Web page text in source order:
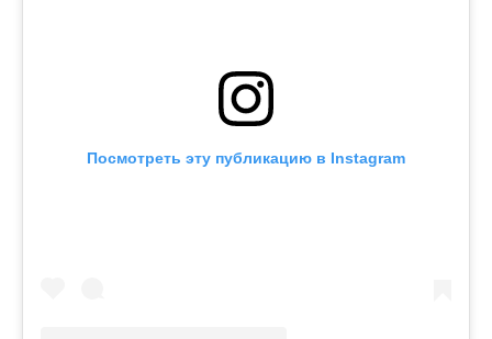
Посмотреть эту публикацию в Instagram